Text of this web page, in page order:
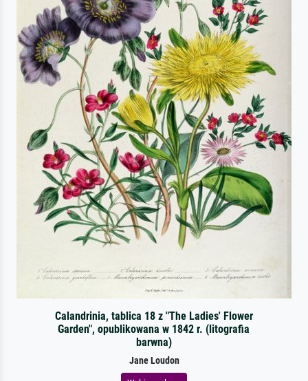
Calandrinia, tablica 18 z "The Ladies' Flower
Garden", opublikowana w 1842 r. (litografia
barwna)
Jane Loudon